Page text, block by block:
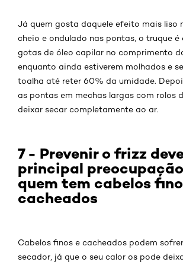
Já quem gosta daquele efeito mais liso
cheio e ondulado nas pontas, o truque
gotas de óleo capilar no comprimento
enquanto ainda estiverem molhados e
toalha até reter 60% da umidade.
as pontas em mechas largas com rolos
deixar secar completamente ao ar.
7 - Prevenir o frizz
principal
quem tem cabelos
cacheados
Cabelos finos e cacheados podem
secador, já que o seu calor os pode